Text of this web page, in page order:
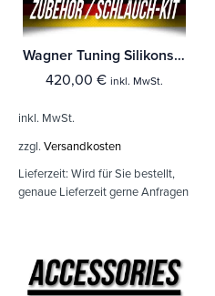
Wagner Tuning Silikonschlauch Kit VW Polo AW GTI 2,0TSI - Audi A1 40TFSI
420,00 € inkl. MwSt.
inkl. MwSt.
zzgl. Versandkosten
Lieferzeit: Wird für Sie bestellt,
genaue Lieferzeit gerne Anfragen